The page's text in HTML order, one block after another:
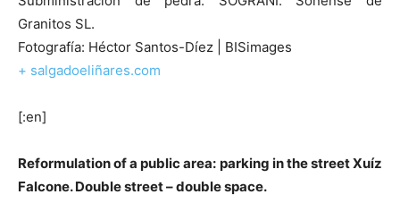
Granitos SL.
Fotografía: Héctor Santos-Díez | BISimages
+ salgadoeliñares.com
[:en]
Reformulation of a public area: parking in the street Xuíz
Falcone. Double street – double space.